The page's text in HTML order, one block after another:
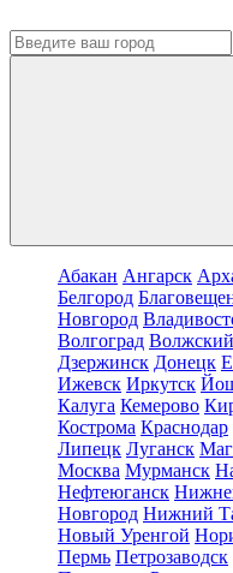
Абакан Ангарск
Белгород
Новгород
Волгоград Волжский
Дзержинск Донецк
Ижевск Иркутск
Калуга Кемерово
Кострома Краснодар
Липецк Луганск
Москва Мурманск
Нефтеюганск
Новгород Нижний
Новый Уренгой
Пермь Петрозаводск